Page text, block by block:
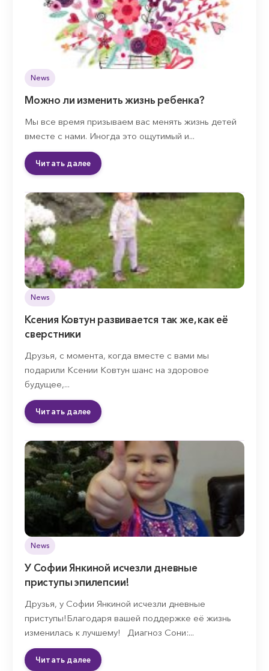
News
Можно ли изменить жизнь ребенка?
Мы все время призываем вас менять жизнь детей
вместе с нами. Иногда это ощутимый и...
Читать далее
News
Ксения Ковтун развивается так же, как её
сверстники
Друзья, с момента, когда вместе с вами мы
подарили Ксении Ковтун шанс на здоровое
будущее,...
Читать далее
News
У Софии Янкиной исчезли дневные
приступы эпилепсии!
Друзья, у Софии Янкиной исчезли дневные
приступы!Благодаря вашей поддержке её жизнь
изменилась к лучшему!⠀Диагноз Сони:...
Читать далее